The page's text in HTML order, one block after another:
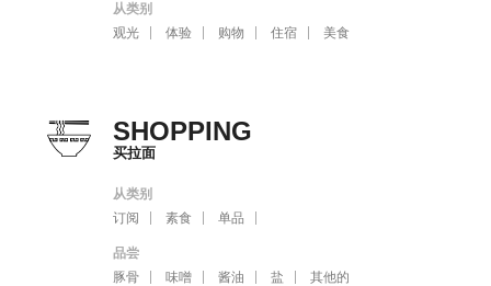
从类别
观光
体验 购物 住宿 美食
SHOPPING
买拉面
从类别
订阅
素食 单品
品尝
豚骨
味噌 酱油 盐 其他的